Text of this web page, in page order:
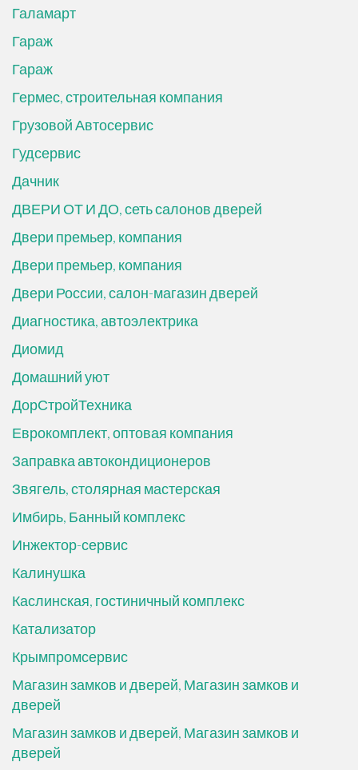
Галамарт
Гараж
Гараж
Гермес, строительная компания
Грузовой Автосервис
Гудсервис
Дачник
ДВЕРИ ОТ И ДО, сеть салонов дверей
Двери премьер, компания
Двери премьер, компания
Двери России, салон-магазин дверей
Диагностика, автоэлектрика
Диомид
Домашний уют
ДорСтройТехника
Еврокомплект, оптовая компания
Заправка автокондиционеров
Звягель, столярная мастерская
Имбирь, Банный комплекс
Инжектор-сервис
Калинушка
Каслинская, гостиничный комплекс
Катализатор
Крымпромсервис
Магазин замков и дверей, Магазин замков и
дверей
Магазин замков и дверей, Магазин замков и
дверей